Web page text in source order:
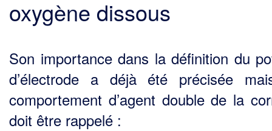
oxygène dissous
Son importance dans la définition du
d’électrode a déjà été précisée
comportement d’agent double de la
doit être rappelé :